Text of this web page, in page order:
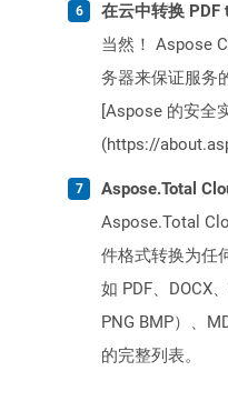
在云中转换 PDF
当然！ Aspose
务器来保证服务
[Aspose 的安全
(https://
Aspose.Total
Aspose.Total
件格式转换为任
如 PDF、DOCX
PNG BMP）、
的完整列表。